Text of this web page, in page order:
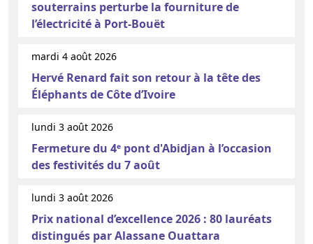
souterrains perturbe la fourniture de
l’électricité à Port-Bouët
mardi 4 août 2026
Hervé Renard fait son retour à la tête des
Éléphants de Côte d’Ivoire
lundi 3 août 2026
Fermeture du 4ᵉ pont d'Abidjan à l’occasion
des festivités du 7 août
lundi 3 août 2026
Prix national d’excellence 2026 : 80 lauréats
distingués par Alassane Ouattara